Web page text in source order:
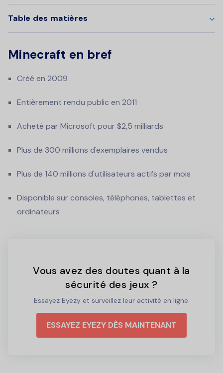
Table des matières
Minecraft en bref
Créé en 2009
Entièrement rendu public en 2011
Acheté par Microsoft pour $2,5 milliards
Plus de 300 millions d'exemplaires vendus
Plus de 140 millions d'utilisateurs actifs par mois
Disponible sur consoles, téléphones, tablettes et
ordinateurs
Vous avez des doutes quant à la
sécurité des jeux ?
Essayez Eyezy et surveillez leur activité en ligne.
ESSAYEZ EYEZY DÈS MAINTENANT